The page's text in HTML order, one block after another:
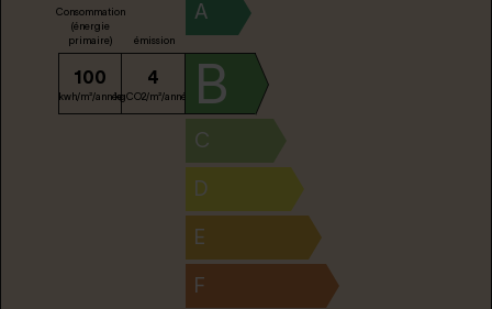
A
Consommation
(énergie
primaire)
100
kwh/m²/année
émission
4
kgCO2/m²/année B
C
D
E
F